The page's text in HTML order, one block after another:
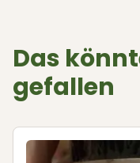
Das
gefallen